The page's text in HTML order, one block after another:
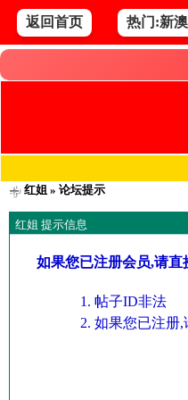
返回首页 热门:新
红姐» 论坛提示
红姐 提示信息
如果您已注册会员,请
帖子ID非法
如果您已注册,